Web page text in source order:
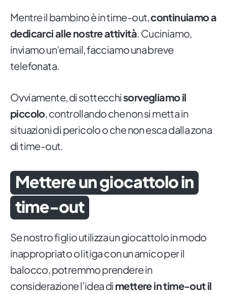
Mentre il bambino è in time-out,continuiamo a
dedicarci alle nostre attività. Cuciniamo,
inviamo un’email, facciamo una breve
telefonata.
Ovviamente, di sottecchisorvegliamo il
piccolo, controllando che non si metta in
situazioni di pericolo o che non esca dalla zona
di time-out.
Mettere un giocattolo in
time-out
Se nostro figlio utilizza un giocattolo in modo
inappropriato o litiga con un amico per il
balocco, potremmo prendere in
considerazione l’idea di mettere in time-out il